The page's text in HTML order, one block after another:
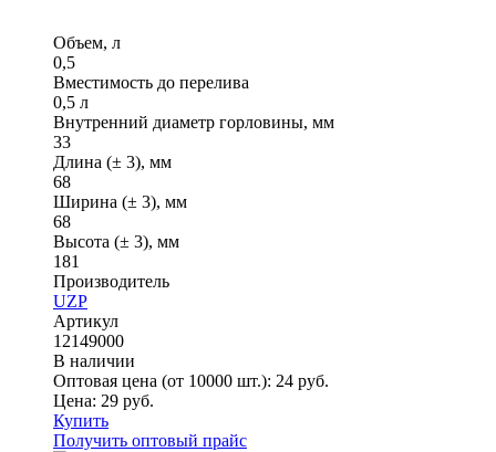
Объем, л
0,5
Вместимость до перелива
0,5 л
Внутренний диаметр горловины, мм
33
Длина (± 3), мм
68
Ширина (± 3), мм
68
Высота (± 3), мм
181
Производитель
UZP
Артикул
12149000
В наличии
Оптовая цена (от 10000 шт.): 24 руб.
Цена: 29 руб.
Купить
Получить оптовый прайс